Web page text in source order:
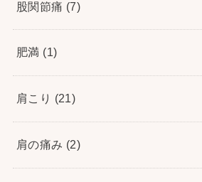
股関節痛 (7)
肥満 (1)
肩こり (21)
肩の痛み (2)